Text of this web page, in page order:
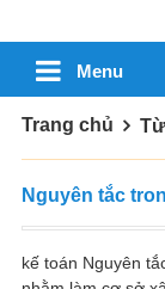
Menu
Trang chủ
Nguyên tắc
kế toán Nguyên